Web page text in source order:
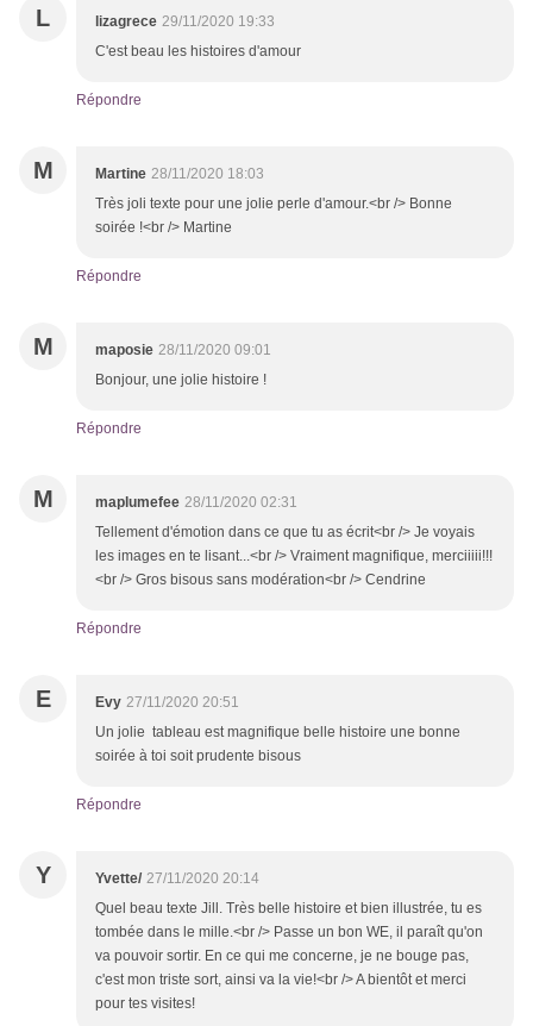
L lizagrece 29/11/2020 19:33
C'est beau les histoires d'amour
Répondre
M Martine 28/11/2020 18:03
Très joli texte pour une jolie perle d'amour.<br /> Bonne
soirée !<br /> Martine
Répondre
M maposie 28/11/2020 09:01
Bonjour, une jolie histoire !
Répondre
M maplumefee 28/11/2020 02:31
Tellement d'émotion dans ce que tu as écrit<br /> Je voyais
les images en te lisant...<br /> Vraiment magnifique, merciiiii!!!
<br /> Gros bisous sans modération<br /> Cendrine
Répondre
E Evy 27/11/2020 20:51
Un jolie tableau est magnifique belle histoire une bonne
soirée à toi soit prudente bisous
Répondre
Y Yvette/ 27/11/2020 20:14
Quel beau texte Jill. Très belle histoire et bien illustrée, tu es
tombée dans le mille.<br /> Passe un bon WE, il paraît qu'on
va pouvoir sortir. En ce qui me concerne, je ne bouge pas,
c'est mon triste sort, ainsi va la vie!<br /> A bientôt et merci
pour tes visites!